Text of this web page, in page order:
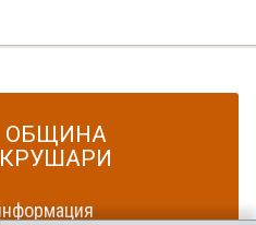
ОБЩИНА
КРУШАРИ